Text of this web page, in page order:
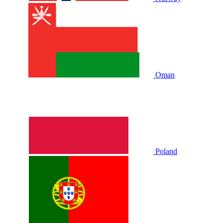
Oman
Poland